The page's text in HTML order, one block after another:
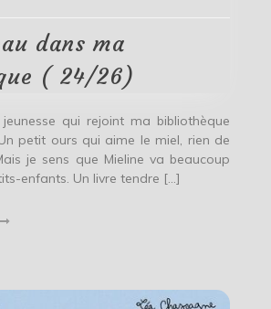
ma
bibliothèque
(
24/26)
dans ma
( 24/26)
jeunesse qui rejoint ma bibliothèque
petit ours qui aime le miel, rien de
je sens que Mieline va beaucoup
enfants. Un livre tendre […]